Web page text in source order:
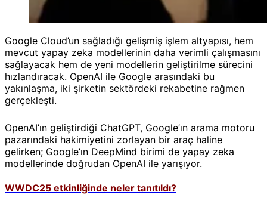
Google Cloud’un sağladığı gelişmiş işlem altyapısı, hem
mevcut yapay zeka modellerinin daha verimli çalışmasını
sağlayacak hem de yeni modellerin geliştirilme sürecini
hızlandıracak. OpenAI ile Google arasındaki bu
yakınlaşma, iki şirketin sektördeki rekabetine rağmen
gerçekleşti.
OpenAI’ın geliştirdiği ChatGPT, Google’ın arama motoru
pazarındaki hakimiyetini zorlayan bir araç haline
gelirken; Google’ın DeepMind birimi de yapay zeka
modellerinde doğrudan OpenAI ile yarışıyor.
WWDC25 etkinliğinde neler tanıtıldı?